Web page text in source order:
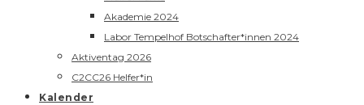
Akademie 2024
Labor Tempelhof Botschafter*innen 2024
Aktiventag 2026
C2CC26 Helfer*in
Kalender